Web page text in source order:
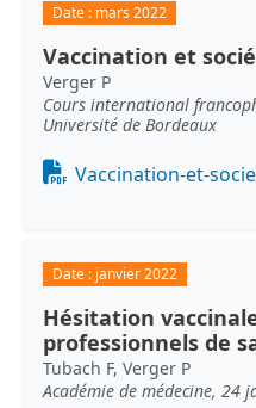
Date : mars 2022
Vaccination et
Verger P
Cours international
Université de Bordeaux
Document
Vaccination-et-
Date : janvier 2022
Hésitation
professionnels de
Tubach F, Verger P
Académie de médecine, 24